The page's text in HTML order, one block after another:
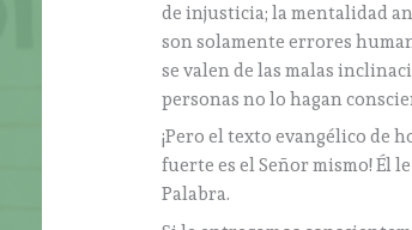
de injusticia; la mentalidad
son solamente errores
se valen de las malas
personas no lo hagan
¡Pero el texto evangélico de
fuerte es el Señor mismo! Él
Palabra.